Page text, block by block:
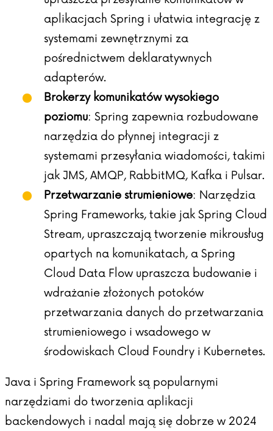
aplikacjach Spring i ułatwia integrację z
systemami zewnętrznymi za
pośrednictwem deklaratywnych
adapterów.
Brokerzy komunikatów wysokiego
poziomu: Spring zapewnia rozbudowane
narzędzia do płynnej integracji z
systemami przesyłania wiadomości, takimi
jak JMS, AMQP, RabbitMQ, Kafka i Pulsar.
Przetwarzanie strumieniowe: Narzędzia
Spring Frameworks, takie jak Spring Cloud
Stream, upraszczają tworzenie mikrousług
opartych na komunikatach, a Spring
Cloud Data Flow upraszcza budowanie i
wdrażanie złożonych potoków
przetwarzania danych do przetwarzania
strumieniowego i wsadowego w
środowiskach Cloud Foundry i Kubernetes.
Java i Spring Framework są popularnymi
narzędziami do tworzenia aplikacji
backendowych i nadal mają się dobrze w 2024